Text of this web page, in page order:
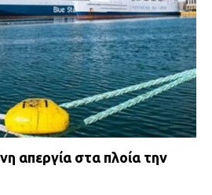
απεργία στα πλοία την